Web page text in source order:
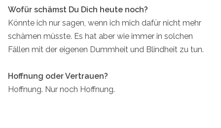
Wofür schämst Du Dich heute noch?
Könnte ich nur sagen, wenn ich mich dafür nicht mehr
schämen müsste. Es hat aber wie immer in solchen
Fällen mit der eigenen Dummheit und Blindheit zu tun.
Hoffnung oder Vertrauen?
Hoffnung. Nur noch Hoffnung.